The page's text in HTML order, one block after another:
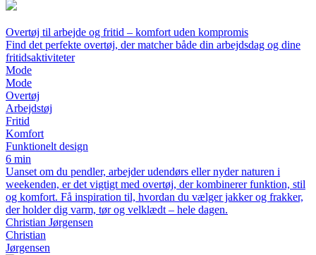
Overtøj til arbejde og fritid – komfort uden kompromis
Find det perfekte overtøj, der matcher både din arbejdsdag og dine
fritidsaktiviteter
Mode
Mode
Overtøj
Arbejdstøj
Fritid
Komfort
Funktionelt design
6 min
Uanset om du pendler, arbejder udendørs eller nyder naturen i
weekenden, er det vigtigt med overtøj, der kombinerer funktion, stil
og komfort. Få inspiration til, hvordan du vælger jakker og frakker,
der holder dig varm, tør og velklædt – hele dagen.
Christian Jørgensen
Christian
Jørgensen